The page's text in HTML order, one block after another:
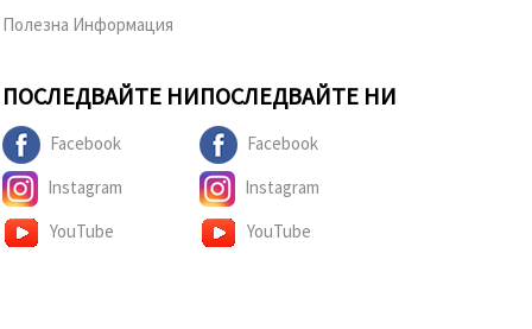
Полезна Информация
ПОСЛЕДВАЙТЕ НИ
Facebook
Instagram
YouTube
ПОСЛЕДВАЙТЕ НИ
Facebook
Instagram
YouTube